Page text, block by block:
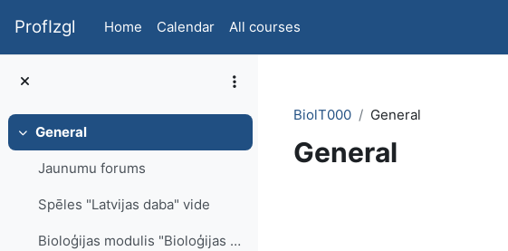
ProfIzgl Home Calendar All courses
Collapse
General
Jaunumu forums
Spēles "Latvijas daba" vide
Bioloģijas modulis "Bioloģijas skolotāja pr...
BiolT000
General
General